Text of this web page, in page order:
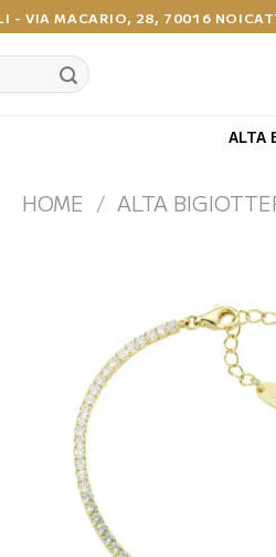
- VIA MACARIO, 28, 70016
ALTA
HOME / ALTA